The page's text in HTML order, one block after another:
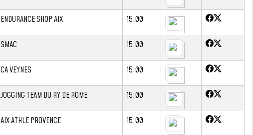
ENDURANCE SHOP AIX 15.00
SMAC 15.00
CA VEYNES 15.00
JOGGING TEAM DU RY DE ROME 15.00
AIX ATHLE PROVENCE 15.00